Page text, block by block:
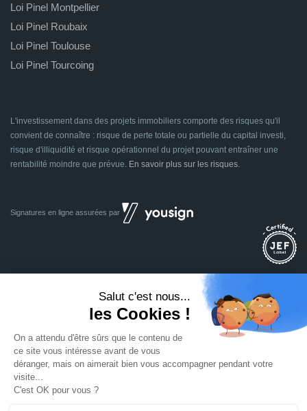
Loi Pinel Montpellier
Loi Pinel Roubaix
Loi Pinel Toulouse
Loi Pinel Tourcoing
L'investissement dans des projets immobiliers comporte des risques qu'il
convient de connaître : risque de perte totale ou partielle du capital investi,
risque d'illiquidité et risque opérationnel du projet pouvant entraîner une
rentabilité moindre que prévue. En savoir plus sur les risques.
Signatures en ligne assurées par
CGV
Mettre à jour les préférences des cookies